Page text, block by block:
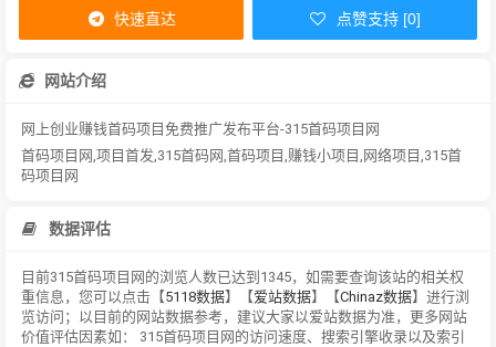
快速直达 点赞支持 [0]
网站介绍
网上创业赚钱首码项目免费推广发布平台-315首码项目网
首码项目网,项目首发,315首码网,首码项目,赚钱小项目,网络项目,315首
码项目网
数据评估
目前315首码项目网的浏览人数已达到1345，如需要查询该站的相关权
重信息，您可以点击【5118数据】【爱站数据】【Chinaz数据】进行浏
览访问；以目前的网站数据参考，建议大家以爱站数据为准，更多网站
价值评估因素如： 315首码项目网的访问速度、搜索引擎收录以及索引